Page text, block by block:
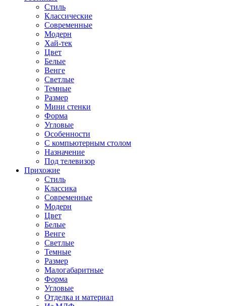
Стиль
Классические
Современные
Модерн
Хай-тек
Цвет
Белые
Венге
Светлые
Темные
Размер
Мини стенки
Форма
Угловые
Особенности
С компьютерным столом
Назначение
Под телевизор
Прихожие
Стиль
Классика
Современные
Модерн
Цвет
Белые
Венге
Светлые
Темные
Размер
Малогабаритные
Форма
Угловые
Отделка и материал